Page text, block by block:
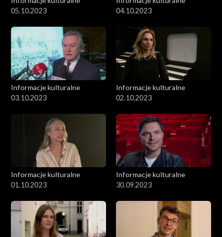
05.10.2023
04.10.2023
Informacje kulturalne
03.10.2023
Informacje kulturalne
02.10.2023
Informacje kulturalne
01.10.2023
Informacje kulturalne
30.09.2023